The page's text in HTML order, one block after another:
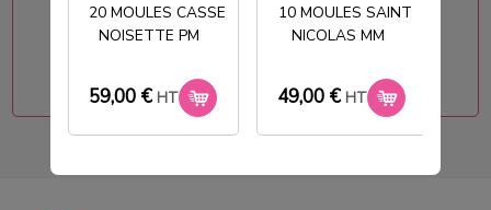
20 MOULES CASSE
NOISETTE PM
59,00 € HT
10 MOULES SAINT
NICOLAS MM
49,00 € HT
Besoin de précisions ?
CLIQUEZ ICI !